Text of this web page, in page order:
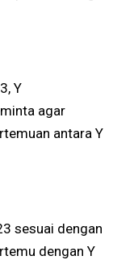
Y
agar
antara Y
sesuai dengan
dengan Y